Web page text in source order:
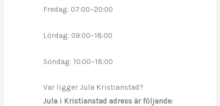
Fredag: 07:00–20:00
Lördag: 09:00–18:00
Söndag: 10:00–18:00
Var ligger Jula Kristianstad?
Jula i Kristianstad adress är följande: